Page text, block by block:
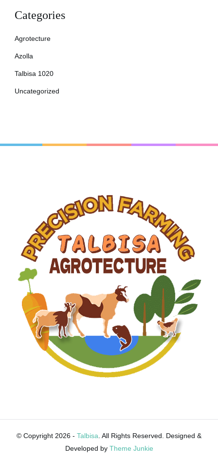
Categories
Agrotecture
Azolla
Talbisa 1020
Uncategorized
© Copyright 2026 - Talbisa . All Rights Reserved. Designed &
Developed by Theme Junkie